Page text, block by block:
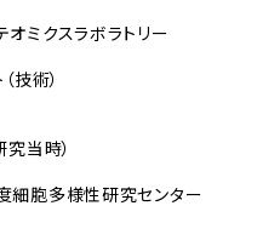
ミクスラボラトリー
術）
当時）
胞多様性研究センター